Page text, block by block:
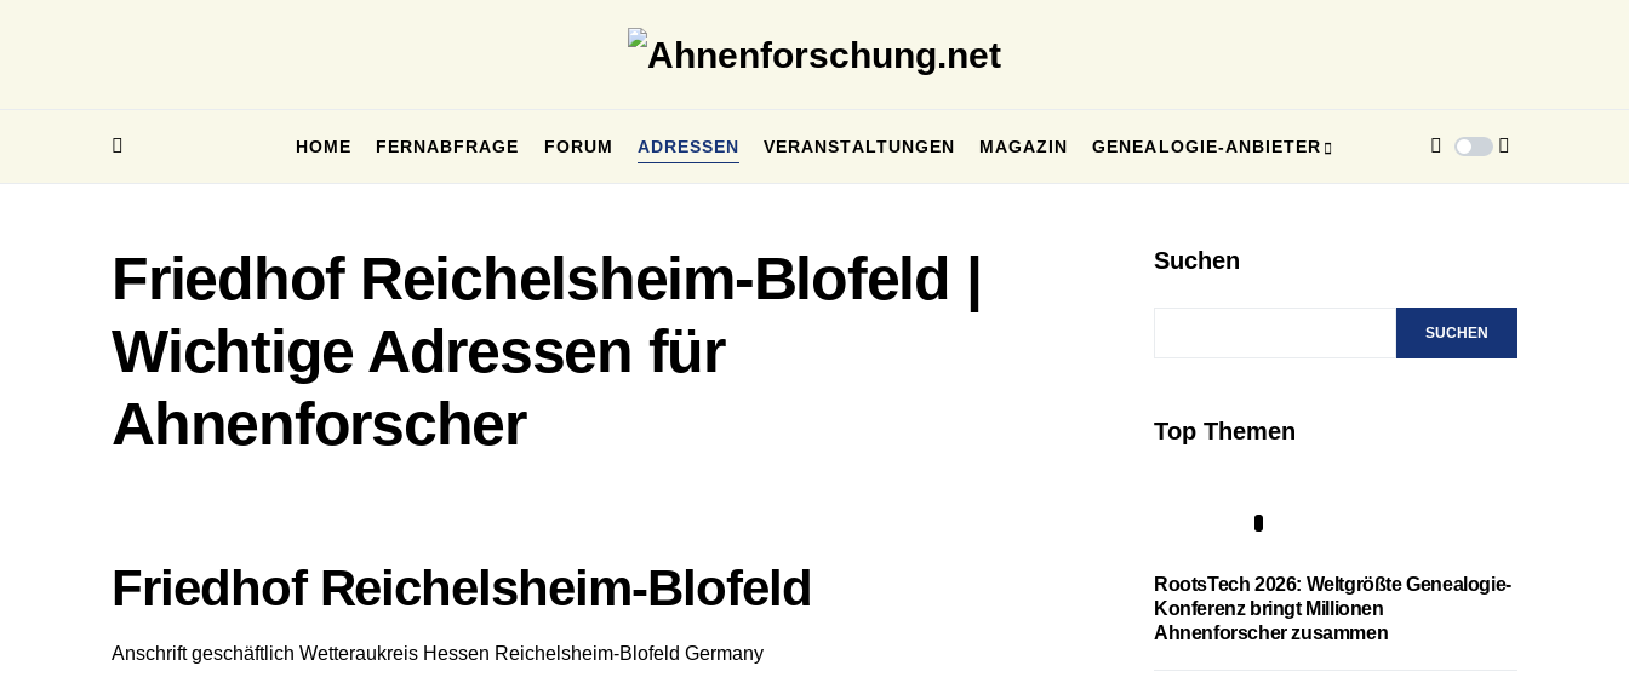
HOME FERNABFRAGE FORUM ADRESSEN VERANSTALTUNGEN MAGAZIN GENEALOGIE-ANBIETER
Friedhof Reichelsheim-Blofeld |
Wichtige Adressen für
Ahnenforscher
Friedhof Reichelsheim-Blofeld
Anschrift geschäftlich Wetteraukreis Hessen Reichelsheim-Blofeld Germany
Suchen
SUCHEN
Top Themen
RootsTech 2026: Weltgrößte Genealogie-
Konferenz bringt Millionen
Ahnenforscher zusammen